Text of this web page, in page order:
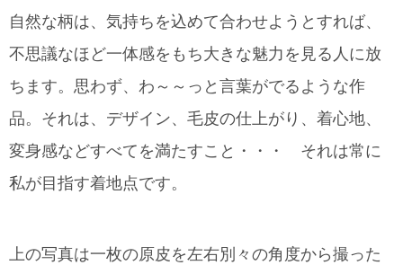
自然な柄は、気持ちを込めて合わせようとすれば、
不思議なほど一体感をもち大きな魅力を見る人に放
ちます。思わず、わ～～っと言葉がでるような作
品。それは、デザイン、毛皮の仕上がり、着心地、
変身感などすべてを満たすこと・・・ それは常に
私が目指す着地点です。
上の写真は一枚の原皮を左右別々の角度から撮った